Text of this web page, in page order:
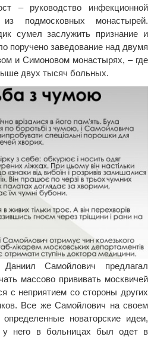
– руководство инфекционной
подмосковных монастырей.
сумел заслужить признание и
поручено заведование над двумя
и Симоновом монастырях, – где
двух тысяч больных.
Самойлович предлагал
массово прививать москвичей
с неприятием со стороны других
Все же Самойлович на своем
новаторские идеи,
у него в больницах был одет в